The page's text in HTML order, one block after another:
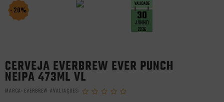
- 20% 30
JUNHO
2026
CERVEJA EVERBREW EVER PUNCH
NEIPA 473ML VL
MARCA: EVERBREW